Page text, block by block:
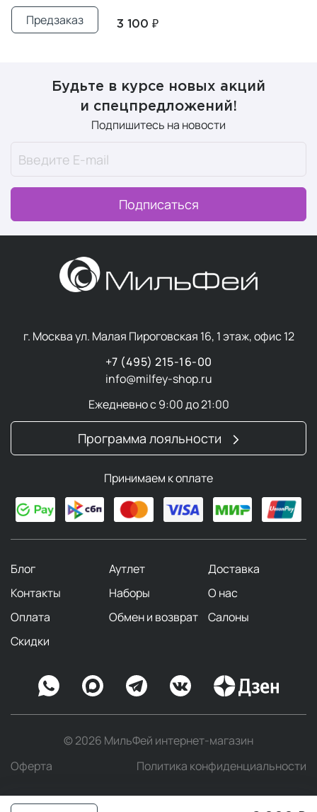
3 100 ₽
Предзаказ
Будьте в курсе новых акций
и спецпредложений!
Подпишитесь на новости
Подписаться
г. Москва ул. Малая Пироговская 16, 1 этаж, офис 12
+7 (495) 215-16-00
info@milfey-shop.ru
Ежедневно с 9:00 до 21:00
Программа лояльности
Принимаем к оплате
Блог Аутлет
Доставка
Контакты
Наборы
О нас
Оплата
Обмен и возврат
Салоны
Скидки
© 2026 МильФей интернет-магазин
Оферта
Политика конфиденциальности